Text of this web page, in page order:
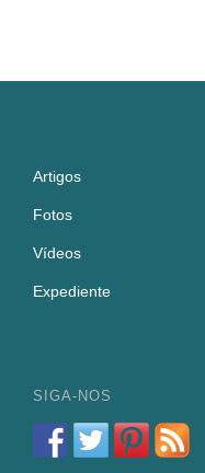
Artigos
Fotos
Vídeos
Expediente
SIGA-NOS